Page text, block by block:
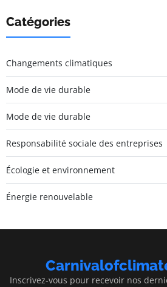
Catégories
Changements climatiques
Mode de vie durable
Mode de vie durable
Responsabilité sociale des entreprises
Écologie et environnement
Énergie renouvelable
Inscrivez-vous pour recevoir nos